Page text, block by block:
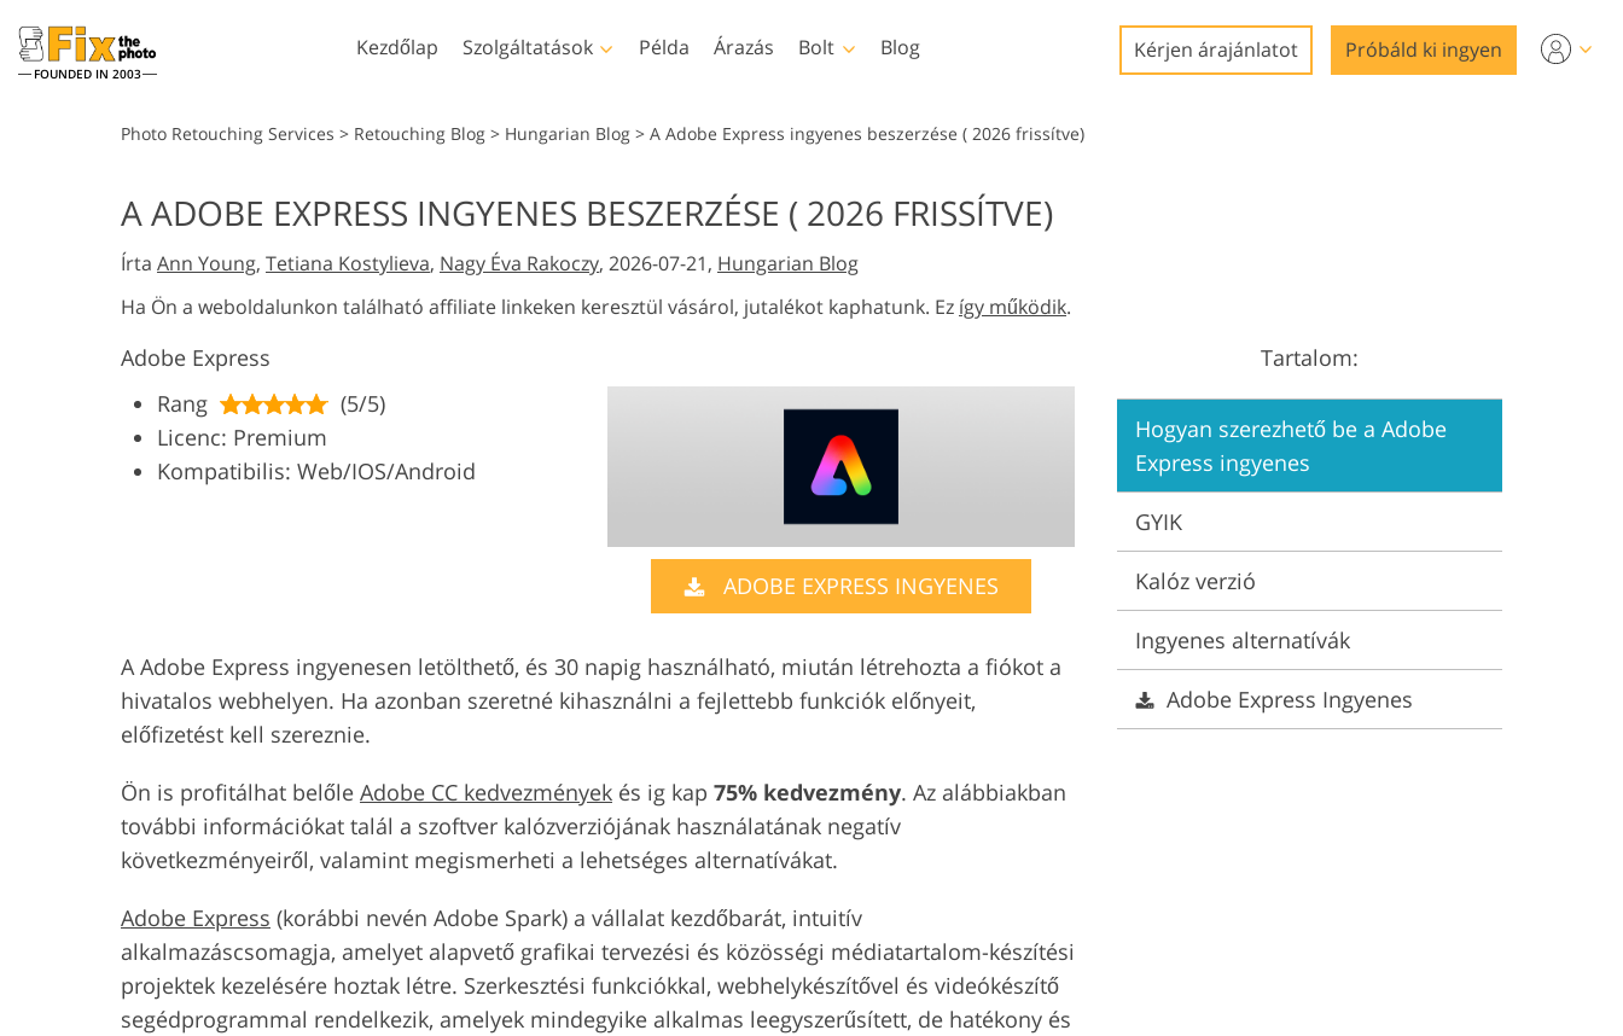
FOUNDED IN 2003
Kezdőlap Szolgáltatások
Fejlövés retusálási
Test Retusálása
Szolgáltatások
Baba fotóretusáló
Ingatlan Fotószerkesztő
Esküvői képszerkesztő
szolgáltatások
Mesterséges intelligencia
AI Képzési Adatok
Video Szerkesztési
Szolgáltatások
Példa Árazás Bolt
Lightroom
Lightroom Presets
Teljes LR előre beállított
gyűjtemény
Mobil Gyűjtemény
Photoshop
Photoshop műveletek
Photoshop Ecsetek
Photoshop fedvények
Photoshop textúrák
Templates
Sablonok
Marketing sablonok
Valentin napi kártyák
Esküvői meghívók
Video
Professzionális LUT
Videofedvények
Blog Kérjen árajánlatot Próbáld ki ingyen
Photo Retouching Services > Retouching Blog > Hungarian Blog > A Adobe Express ingyenes beszerzése ( 2026 frissítve)
A ADOBE EXPRESS INGYENES BESZERZÉSE ( 2026 FRISSÍTVE)
Írta Ann Young, Tetiana Kostylieva, Nagy Éva Rakoczy, 2026-07-21, Hungarian Blog
Ha Ön a weboldalunkon található affiliate linkeken keresztül vásárol, jutalékot kaphatunk. Ez így működik.
Adobe Express
Rang
(5/5)
Licenc: Premium
Kompatibilis: Web/IOS/Android
ADOBE EXPRESS INGYENES
A Adobe Express ingyenesen letölthető, és 30 napig használható, miután létrehozta a fiókot a
hivatalos webhelyen. Ha azonban szeretné kihasználni a fejlettebb funkciók előnyeit,
előfizetést kell szereznie.
Ön is profitálhat belőle Adobe CC kedvezmények és ig kap 75% kedvezmény. Az alábbiakban
további információkat talál a szoftver kalózverziójának használatának negatív
következményeiről, valamint megismerheti a lehetséges alternatívákat.
Adobe Express (korábbi nevén Adobe Spark) a vállalat kezdőbarát, intuitív
alkalmazáscsomagja, amelyet alapvető grafikai tervezési és közösségi médiatartalom-készítési
projektek kezelésére hoztak létre. Szerkesztési funkciókkal, webhelykészítővel és videókészítő
segédprogrammal rendelkezik, amelyek mindegyike alkalmas leegyszerűsített, de hatékony és
Tartalom:
Hogyan szerezhető be a Adobe
Express ingyenes
GYIK
Kalóz verzió
Ingyenes alternatívák
Adobe Express Ingyenes